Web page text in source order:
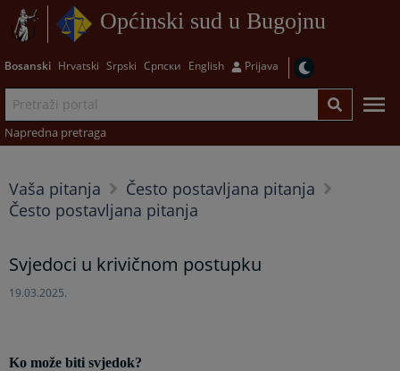
Općinski sud u Bugojnu
Bosanski Hrvatski Srpski Српски English Prijava
Napredna pretraga
Vaša pitanja
Često postavljana pitanja
Često postavljana pitanja
Svjedoci u krivičnom postupku
19.03.2025.
Ko može biti svjedok?